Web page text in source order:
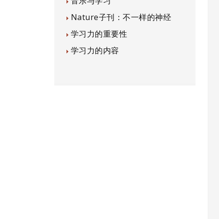
Nature子刊：不一样的神经
学习力的重要性
学习力的内容